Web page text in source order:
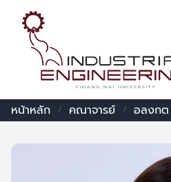
หน้าหลัก / คณาจารย์ / อลงกต